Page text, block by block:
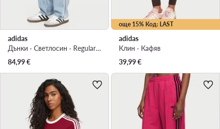
adidas
Дънки · Светлосин · Regular Fit
84,99€
още 15% Код: LAST
adidas
Клин · Кафяв
39,99€